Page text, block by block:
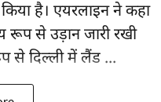
किया है। एयरलाइन ने कहा
रूप से उड़ान जारी रखी
से दिल्ली में लैंड ...